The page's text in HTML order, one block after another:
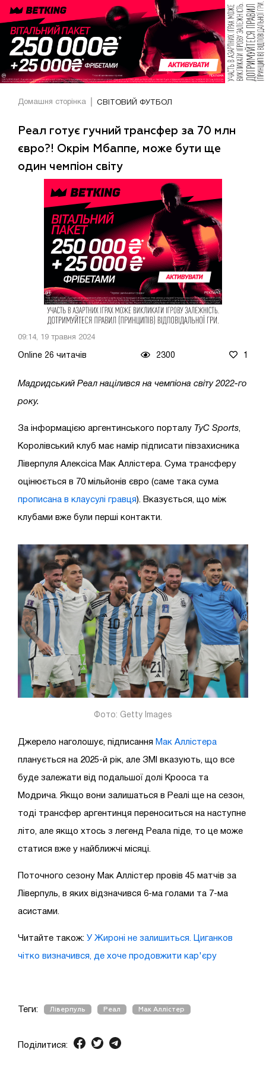
Домашня сторінка СВІТОВИЙ ФУТБОЛ
Реал готує гучний трансфер за 70 млн
євро?! Окрім Мбаппе, може бути ще
один чемпіон світу
09:14, 19 травня 2024
Online 26 читачів 2300 1
Мадридський Реал націлився на чемпіона світу 2022-го
року.
За інформацією аргентинського порталу TyC Sports
Королівський клуб має намір підписати півзахисника
Ліверпуля Алексіса Мак Аллістера. Сума трансферу
оцінюється в 70 мільйонів євро (саме така сума
прописана в клаусулі гравця). Вказується, що між
клубами вже були перші контакти.
Фото: Getty Images
Джерело наголошує, підписання Мак Аллістера
планується на 2025-й рік, але ЗМІ вказують, що все
буде залежати від подальшої долі Крооса та
Модрича. Якщо вони залишаться в Реалі ще на сезон,
тоді трансфер аргентинця переноситься на наступне
літо, але якщо хтось з легенд Реала піде, то це може
статися вже у найближчі місяці.
Поточного сезону Мак Аллістер провів 45 матчів за
Ліверпуль, в яких відзначився 6-ма голами та 7-ма
асистами.
Читайте також: У Жироні не залишиться. Циганков
чітко визначився, де хоче продовжити кар'єру
Теги: Ліверпуль Реал Мак Аллістер
Поділитися: